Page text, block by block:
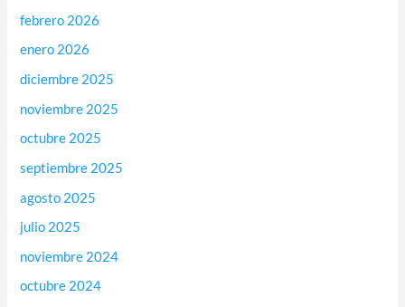
febrero 2026
enero 2026
diciembre 2025
noviembre 2025
octubre 2025
septiembre 2025
agosto 2025
julio 2025
noviembre 2024
octubre 2024